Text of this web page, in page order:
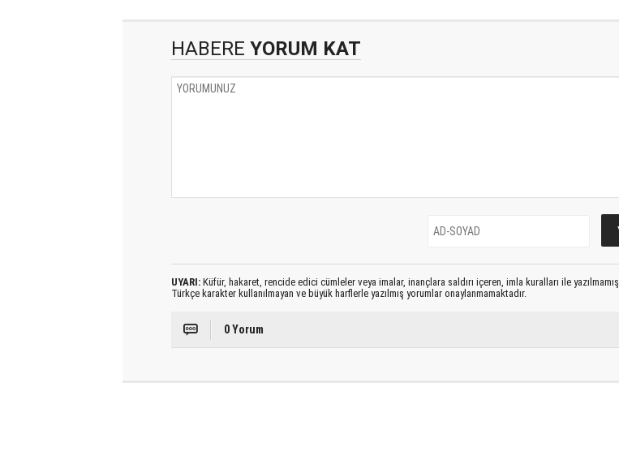
HABERE YORUM KAT
UYARI:Küfür, hakaret, rencide edici cümleler veya imalar, inançlara saldırı içeren, imla kuralları ile yazılmamış,
Türkçe karakter kullanılmayan ve büyük harflerle yazılmış yorumlar onaylanmamaktadır.
0 Yorum